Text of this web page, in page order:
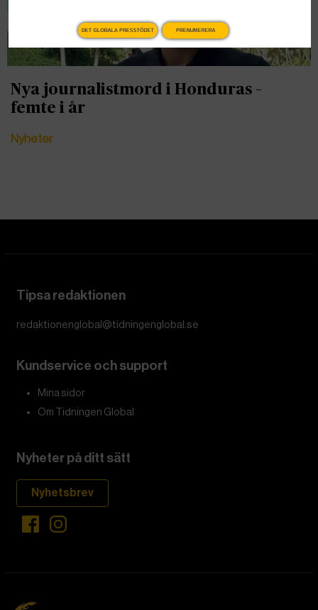
Nya journalistmord i Honduras –
femte i år
Nyheter
Tipsa redaktionen
redaktionenglobal@tidningenglobal.se
Kundservice och support
Mina sidor
Om Tidningen Global
Nyheter på ditt sätt
Nyhetsbrev
DET GLOBALA PRESSTÖDET PRENUMERERA